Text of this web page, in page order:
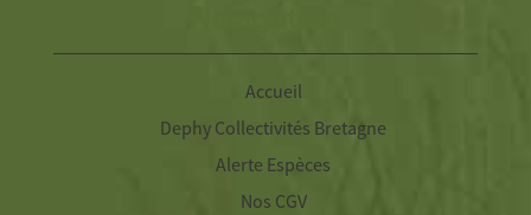
Accueil
Dephy Collectivités Bretagne
Alerte Espèces
Nos CGV